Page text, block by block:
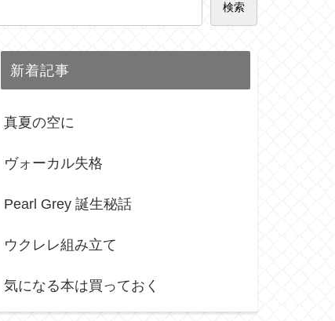
検索
新着記事
真夏の空に
ヴォーカル失格
Pearl Grey 誕生秘話
ウクレレ組み立て
気になる本は買っておく